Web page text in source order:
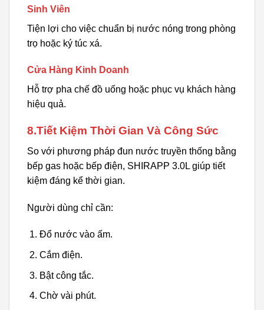
Sinh Viên
Tiện lợi cho việc chuẩn bị nước nóng trong phòng
trọ hoặc ký túc xá.
Cửa Hàng Kinh Doanh
Hỗ trợ pha chế đồ uống hoặc phục vụ khách hàng
hiệu quả.
8.Tiết Kiệm Thời Gian Và Công Sức
So với phương pháp đun nước truyền thống bằng
bếp gas hoặc bếp điện, SHIRAPP 3.0L giúp tiết
kiệm đáng kể thời gian.
Người dùng chỉ cần:
Đổ nước vào ấm.
Cắm điện.
Bật công tắc.
Chờ vài phút.